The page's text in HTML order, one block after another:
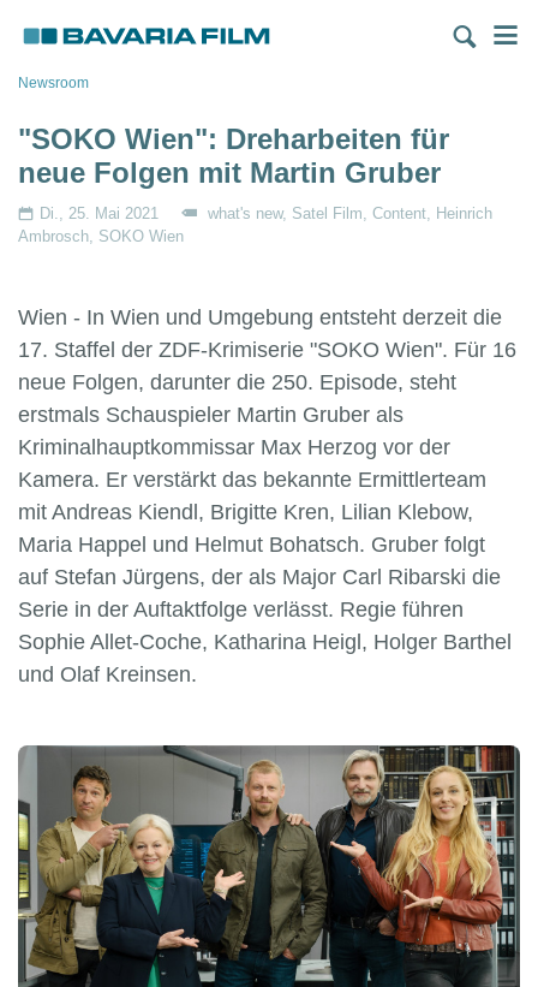
zum
Inhalt
Pfadnavigation
Newsroom
"SOKO Wien": Dreharbeiten für
neue Folgen mit Martin Gruber
Di., 25. Mai 2021 what's new Satel Film Content Heinrich
Ambrosch SOKO Wien
Wien - In Wien und Umgebung entsteht derzeit die
17. Staffel der ZDF-Krimiserie "SOKO Wien". Für 16
neue Folgen, darunter die 250. Episode, steht
erstmals Schauspieler Martin Gruber als
Kriminalhauptkommissar Max Herzog vor der
Kamera. Er verstärkt das bekannte Ermittlerteam
mit Andreas Kiendl, Brigitte Kren, Lilian Klebow,
Maria Happel und Helmut Bohatsch. Gruber folgt
auf Stefan Jürgens, der als Major Carl Ribarski die
Serie in der Auftaktfolge verlässt. Regie führen
Sophie Allet-Coche, Katharina Heigl, Holger Barthel
und Olaf Kreinsen.